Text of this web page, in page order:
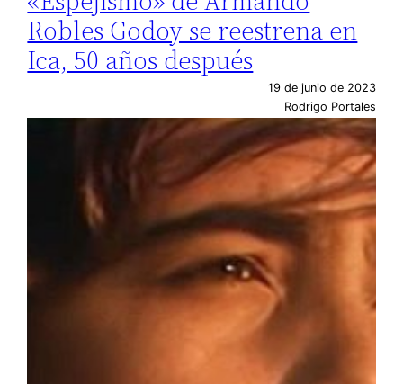
Robles Godoy se reestrena en
Ica, 50 años después
19 de junio de 2023
Rodrigo Portales